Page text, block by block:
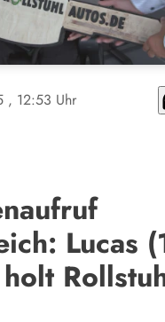
, 12:53 Uhr
Lucas